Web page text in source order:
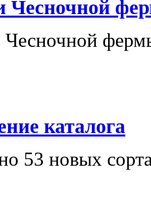
Чесночной
Чесночной
каталога
53 новых